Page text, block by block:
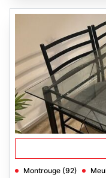
Montrouge (92)